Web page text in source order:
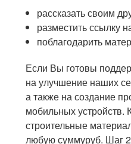
рассказать своим
разместить ссылку
поблагодарить
Если Вы готовы
на улучшение наших
а также на создание
мобильных устройств.
строительные
любую суммуруб. Шаг